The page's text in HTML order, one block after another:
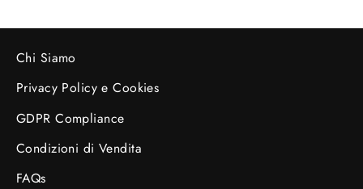
Chi Siamo
Privacy Policy e Cookies
GDPR Compliance
Condizioni di Vendita
FAQs